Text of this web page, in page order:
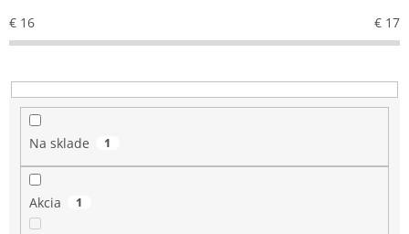
r
o
u
k
€ 16 € 17
Na sklade 1
Akcia 1